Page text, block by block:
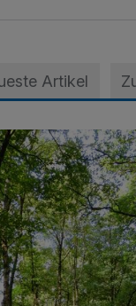
Artikel